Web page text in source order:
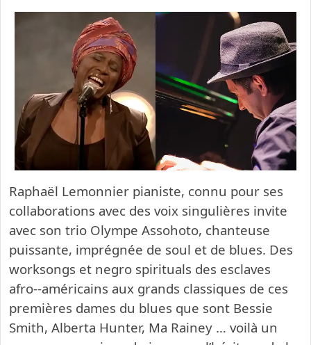
Raphaël Lemonnier pianiste, connu pour ses
collaborations avec des voix singulières invite
avec son trio Olympe Assohoto, chanteuse
puissante, imprégnée de soul et de blues. Des
worksongs et negro spirituals des esclaves
afro-­‐américains aux grands classiques de ces
premières dames du blues que sont Bessie
Smith, Alberta Hunter, Ma Rainey … voilà un